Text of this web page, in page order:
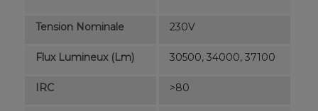
Tension Nominale 230V
Flux Lumineux (lm) 30500, 34000, 37100
IRC >80